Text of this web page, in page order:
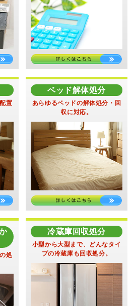
配置
ベッド解体処分
あらゆるベッドの解体処分・回
収に対応。
処
冷蔵庫回収処分
小型から大型まで、
どんなタイ
プの冷蔵庫も回収処分。